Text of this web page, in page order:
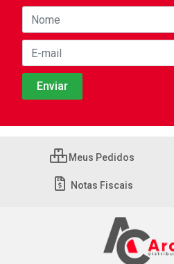
Meus Pedidos
Notas Fiscais